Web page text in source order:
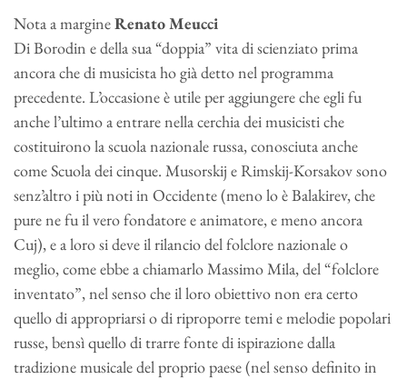
Nota a margineRenato Meucci
Di Borodin e della sua “doppia” vita di scienziato prima
ancora che di musicista ho già detto nel programma
precedente. L’occasione è utile per aggiungere che egli fu
anche l’ultimo a entrare nella cerchia dei musicisti che
costituirono la scuola nazionale russa, conosciuta anche
come Scuola dei cinque. Musorskij e Rimskij-Korsakov sono
senz’altro i più noti in Occidente (meno lo è Balakirev, che
pure ne fu il vero fondatore e animatore, e meno ancora
Cuj), e a loro si deve il rilancio del folclore nazionale o
meglio, come ebbe a chiamarlo Massimo Mila, del “folclore
inventato”, nel senso che il loro obiettivo non era certo
quello di appropriarsi o di riproporre temi e melodie popolari
russe, bensì quello di trarre fonte di ispirazione dalla
tradizione musicale del proprio paese (nel senso definito in